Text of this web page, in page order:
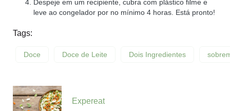
Despeje em um recipiente, cubra com plástico filme e
leve ao congelador por no mínimo 4 horas. Está pronto!
Tags:
Doce Doce de Leite Dois Ingredientes
Expereat